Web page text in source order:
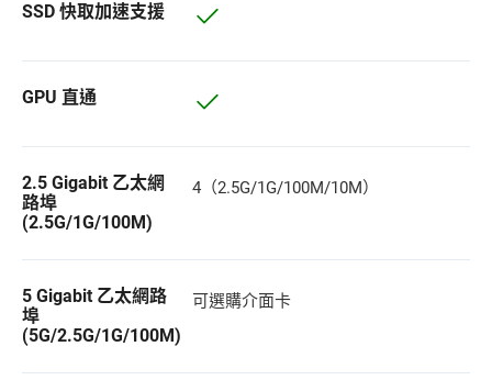
SSD 快取加速支援
GPU 直通
2.5 Gigabit 乙太網
路埠
(2.5G/1G/100M)
4（2.5G/1G/100M/10M）
5 Gigabit 乙太網路
埠
(5G/2.5G/1G/100M)
可選購介面卡